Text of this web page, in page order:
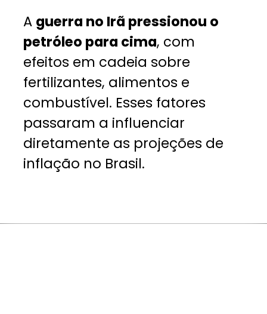
A guerra no Irã pressionou o
petróleo para cima, com
efeitos em cadeia sobre
fertilizantes, alimentos e
combustível. Esses fatores
passaram a influenciar
diretamente as projeções de
inflação no Brasil.